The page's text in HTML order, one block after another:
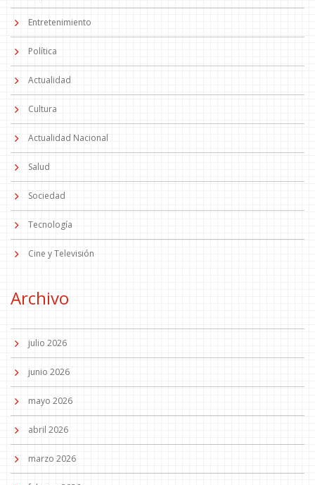
Entretenimiento
Política
Actualidad
Cultura
Actualidad Nacional
Salud
Sociedad
Tecnología
Cine y Televisión
Archivo
julio 2026
junio 2026
mayo 2026
abril 2026
marzo 2026